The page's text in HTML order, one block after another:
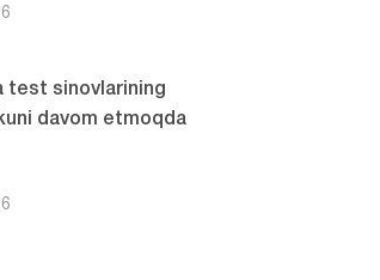
test sinovlarining
davom etmoqda